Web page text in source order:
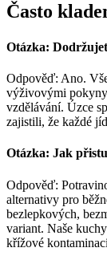
Často
Otázka:
Odpověď: Ano.
výživovými
vzdělávání. Úzce
zajistili, že každé
Otázka: Jak
Odpověď:
alternativy pro
bezlepkových,
variant. Naše
křížové